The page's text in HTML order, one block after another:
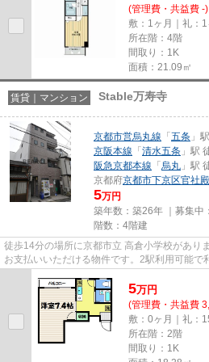
(管理費・共益費 -)
敷：1ヶ月｜礼：1
所在階：4階
間取り：1K
面積：21.09㎡
賃貸｜マンション Stable万寿寺
京都市営烏丸線 「 五条 」
京阪本線 「 清水五条 」駅
阪急京都本線 「 烏丸 」駅
京都府京都市下京区官社
5万円
築年数：築26年 ｜募集中：
階数：4階建
徒歩14分の場所に京都市立 高倉小学校があり
お支払いいただける物件です。2駅利用可能で
5万円
(管理費・共益費
敷：0ヶ月｜礼：
所在階：2階
間取り：1K